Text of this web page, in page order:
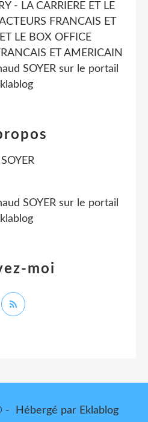
- LA CARRIERE ET LE
FRANCAIS ET
LE BOX OFFICE
ET AMERICAIN
SOYER sur le portail
moi
SOYER sur le portail
- Hébergé par Eklablog